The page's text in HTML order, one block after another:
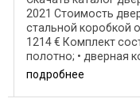
2021 Стоимость
стальной коробкой
1214 € Комплект
полотно; • дверная
металлический
верхней накладкой; •
цилиндра.
подробнее